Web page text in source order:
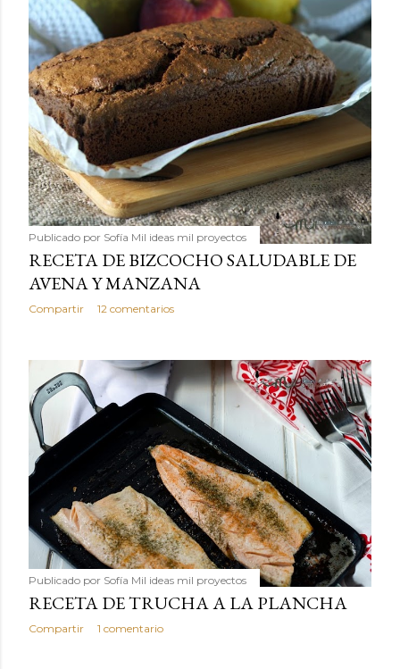
Publicado por Sofía Mil ideas mil proyectos
RECETA DE BIZCOCHO SALUDABLE DE
AVENA Y MANZANA
Compartir 12 comentarios
Publicado por Sofía Mil ideas mil proyectos
RECETA DE TRUCHA A LA PLANCHA
Compartir 1 comentario